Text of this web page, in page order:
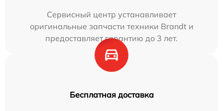
Сервисный центр устанавливает
оригинальные запчасти техники Brandt и
предоставляет гарантию до 3 лет.
Бесплатная доставка